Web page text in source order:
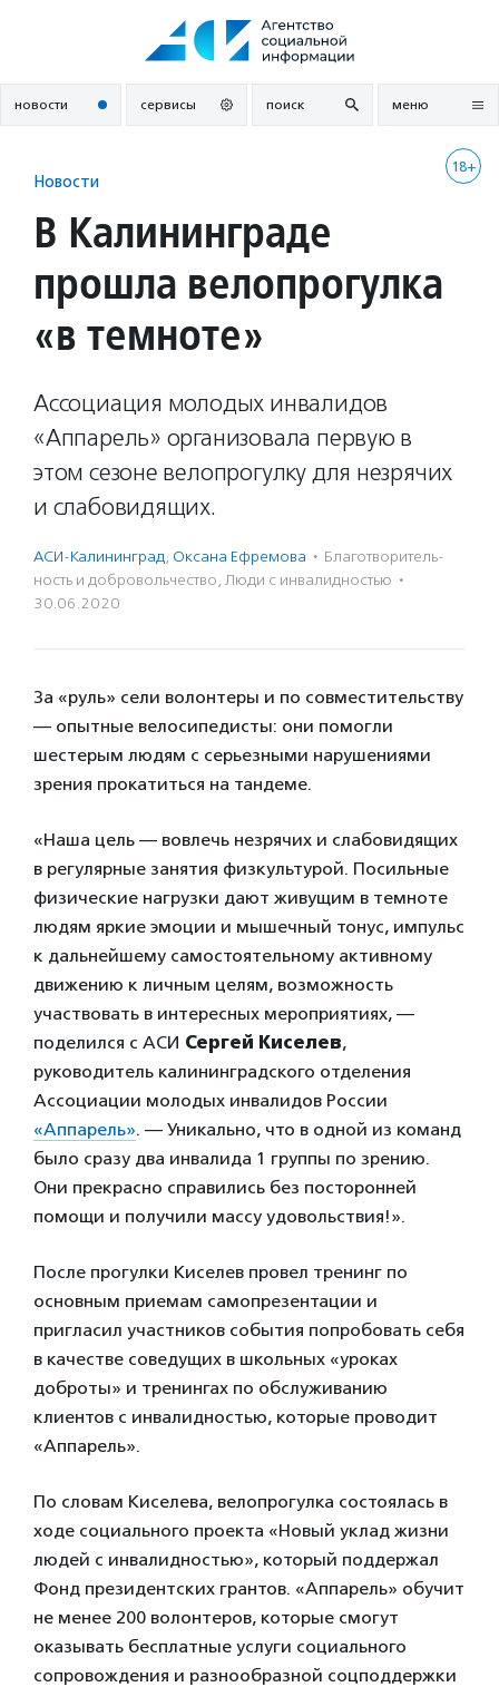
новости сервисы поиск меню
18+
Новости
В Калининграде
прошла велопрогулка
«в темноте»
Ассоциация молодых инвалидов
«Аппарель» организовала первую в
этом сезоне велопрогулку для незрячих
и слабовидящих.
АСИ-Калининград, Оксана Ефремова · Благотвори­тель­
ность и доброволь­чест­во, Люди с инвалидностью ·
30.06.2020
За «руль» сели волонтеры и по совместительству
— опытные велосипедисты: они помогли
шестерым людям с серьезными нарушениями
зрения прокатиться на тандеме.
«Наша цель — вовлечь незрячих и слабовидящих
в регулярные занятия физкультурой. Посильные
физические нагрузки дают живущим в темноте
людям яркие эмоции и мышечный тонус, импульс
к дальнейшему самостоятельному активному
движению к личным целям, возможность
участвовать в интересных мероприятиях, —
поделился с АСИ Сергей Киселев,
руководитель калининградского отделения
Ассоциации молодых инвалидов России
«Аппарель». — Уникально, что в одной из команд
было сразу два инвалида 1 группы по зрению.
Они прекрасно справились без посторонней
помощи и получили массу удовольствия!».
После прогулки Киселев провел тренинг по
основным приемам самопрезентации и
пригласил участников события попробовать себя
в качестве соведущих в школьных «уроках
доброты» и тренингах по обслуживанию
клиентов с инвалидностью, которые проводит
«Аппарель».
По словам Киселева, велопрогулка состоялась в
ходе социального проекта «Новый уклад жизни
людей с инвалидностью», который поддержал
Фонд президентских грантов. «Аппарель» обучит
не менее 200 волонтеров, которые смогут
оказывать бесплатные услуги социального
сопровождения и разнообразной соцподдержки